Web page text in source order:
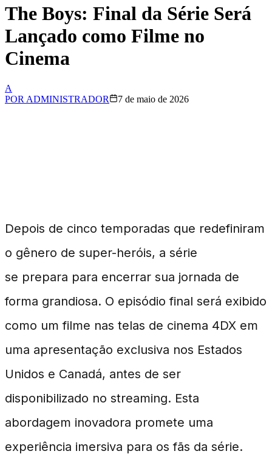
The Boys: Final da Série Será
Lançado como Filme no
Cinema
A
POR ADMINISTRADOR 7 de maio de 2026
Depois de cinco temporadas que redefiniram
o gênero de super-heróis, a série
se prepara para encerrar sua jornada de
forma grandiosa. O episódio final será exibido
como um filme nas telas de cinema 4DX em
uma apresentação exclusiva nos Estados
Unidos e Canadá, antes de ser
disponibilizado no streaming. Esta
abordagem inovadora promete uma
experiência imersiva para os fãs da série.